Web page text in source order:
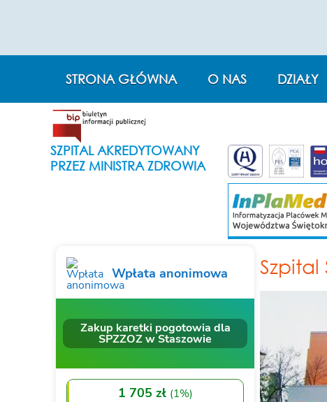
STRONA GŁÓWNA O NAS DZIAŁY
SZPITAL AKREDYTOWANY
PRZEZ MINISTRA ZDROWIA
Szpital